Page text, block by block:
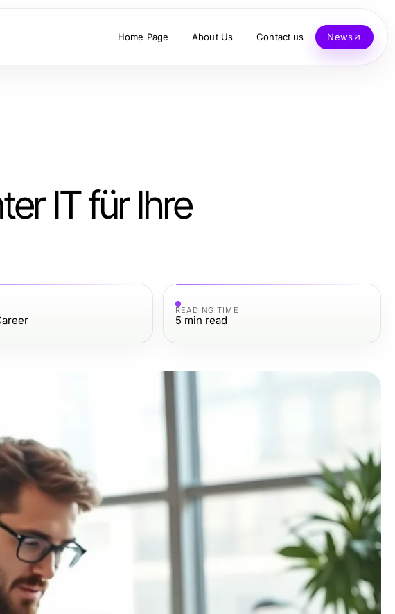
Home Page About Us Contact us News
IT für Ihre
READING TIME
5 min read